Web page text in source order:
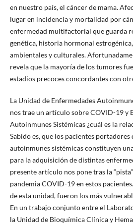
en nuestro país, el cáncer de mama.
lugar en incidencia y mortalidad por
enfermedad multifactorial que guarda
genética, historia hormonal
ambientales y culturales.
revela que la mayoría de los tumores
estadios precoces concordantes con
La Unidad de Enfermedades
nos trae un artículo sobre COVID-19 y
Autoinmunes Sistémicas ¿cuál es la
Sabido es, que los pacientes portadores
autoinmunes sistémicas constituyen
para la adquisición de distintas
presente artículo nos pone tras la
pandemia COVID-19 en estos
de esta unidad, fueron los más
En un trabajo conjunto entre el
la Unidad de Bioquímica Clínica y